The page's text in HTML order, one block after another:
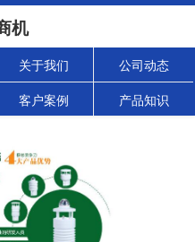
机
关于我们 公司动态
客户案例 产品知识